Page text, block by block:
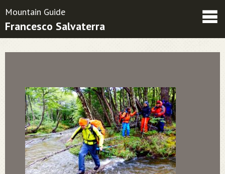
Friends
Mountain Guide
Francesco Salvaterra